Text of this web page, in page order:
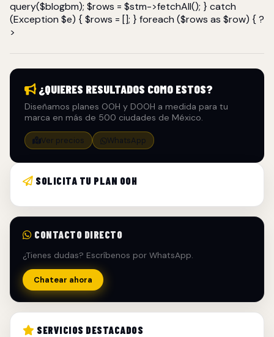
query($blogbm); $rows = $stm->fetchAll(); } catch
(Exception $e) { $rows = []; } foreach ($rows as $row) { ?
>
¿QUIERES RESULTADOS COMO ESTOS?
Diseñamos planes OOH y DOOH a medida para tu
marca en más de 500 ciudades de México.
Ver precios WhatsApp
SOLICITA TU PLAN OOH
CONTACTO DIRECTO
¿Tienes dudas? Escríbenos por WhatsApp.
Chatear ahora
SERVICIOS DESTACADOS